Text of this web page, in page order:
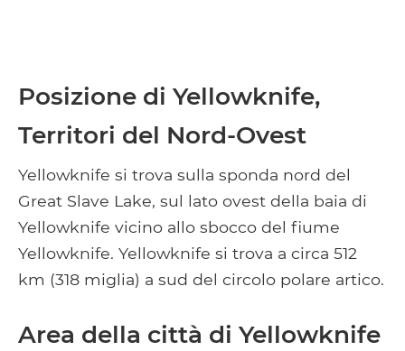
Posizione di Yellowknife,
Territori del Nord-Ovest
Yellowknife si trova sulla sponda nord del
Great Slave Lake, sul lato ovest della baia di
Yellowknife vicino allo sbocco del fiume
Yellowknife. Yellowknife si trova a circa 512
km (318 miglia) a sud del circolo polare artico.
Area della città di Yellowknife